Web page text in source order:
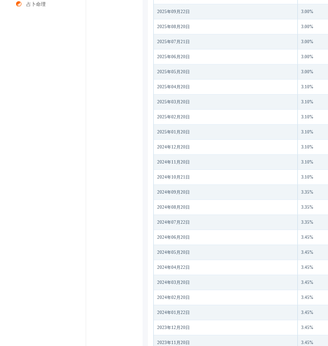
占卜命理
2025年09月22日 3.00%
2025年08月20日 3.00%
2025年07月21日 3.00%
2025年06月20日 3.00%
2025年05月20日 3.00%
2025年04月20日 3.10%
2025年03月20日 3.10%
2025年02月20日 3.10%
2025年01月20日 3.10%
2024年12月20日 3.10%
2024年11月20日 3.10%
2024年10月21日 3.10%
2024年09月20日 3.35%
2024年08月20日 3.35%
2024年07月22日 3.35%
2024年06月20日 3.45%
2024年05月20日 3.45%
2024年04月22日 3.45%
2024年03月20日 3.45%
2024年02月20日 3.45%
2024年01月22日 3.45%
2023年12月20日 3.45%
2023年11月20日 3.45%